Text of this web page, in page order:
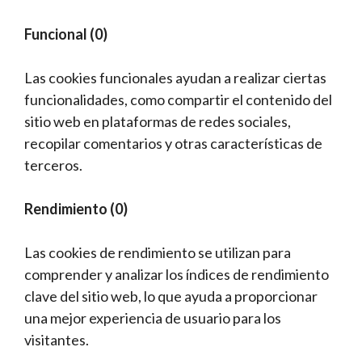
Funcional (0)
Las cookies funcionales ayudan a realizar ciertas
funcionalidades, como compartir el contenido del
sitio web en plataformas de redes sociales,
recopilar comentarios y otras características de
terceros.
Rendimiento (0)
Las cookies de rendimiento se utilizan para
comprender y analizar los índices de rendimiento
clave del sitio web, lo que ayuda a proporcionar
una mejor experiencia de usuario para los
visitantes.